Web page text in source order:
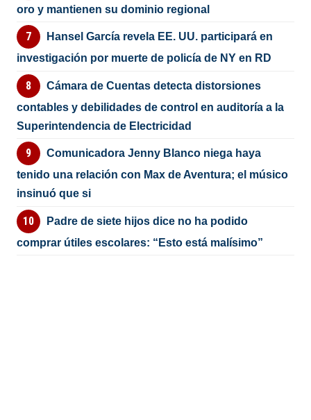
oro y mantienen su dominio regional
Hansel García revela EE. UU. participará en
investigación por muerte de policía de NY en RD
Cámara de Cuentas detecta distorsiones
contables y debilidades de control en auditoría a la
Superintendencia de Electricidad
Comunicadora Jenny Blanco niega haya
tenido una relación con Max de Aventura; el músico
insinuó que si
Padre de siete hijos dice no ha podido
comprar útiles escolares: “Esto está malísimo”